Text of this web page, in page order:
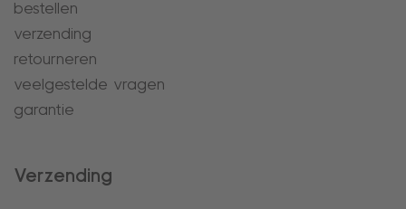
bestellen
verzending
retourneren
veelgestelde vragen
garantie
Verzending